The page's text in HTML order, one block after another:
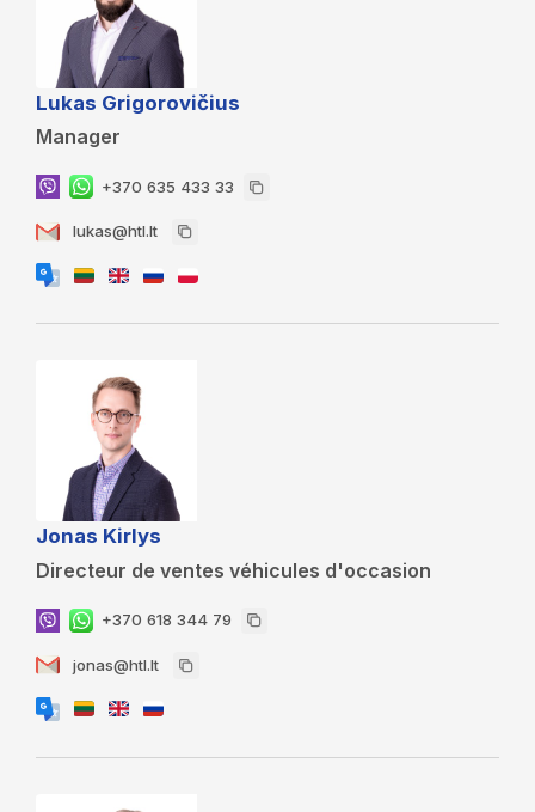
Lukas Grigorovičius
Manager
+370 635 433 33
lukas@htl.lt
Jonas Kirlys
Directeur de ventes véhicules d'occasion
+370 618 344 79
jonas@htl.lt